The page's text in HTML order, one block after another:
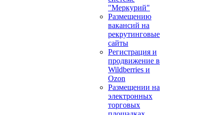
"Меркурий"
Размещению
вакансий на
рекрутинговые
сайты
Регистрация и
продвижение в
Wildberries и
Ozon
Размещении на
электронных
торговых